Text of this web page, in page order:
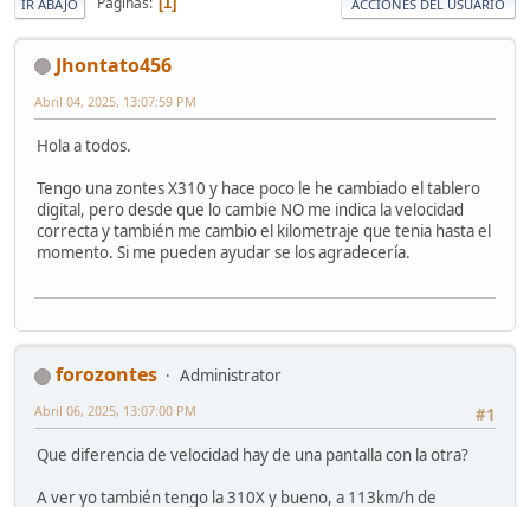
IR ABAJO ACCIONES DEL USUARIO
Jhontato456
Abril 04, 2025, 13:07:59 PM
Hola a todos.
Tengo una zontes X310 y hace poco le he cambiado el tablero
digital, pero desde que lo cambie NO me indica la velocidad
correcta y también me cambio el kilometraje que tenia hasta el
momento. Si me pueden ayudar se los agradecería.
forozontes
Administrator
#1
Abril 06, 2025, 13:07:00 PM
Que diferencia de velocidad hay de una pantalla con la otra?
A ver yo también tengo la 310X y bueno, a 113km/h de